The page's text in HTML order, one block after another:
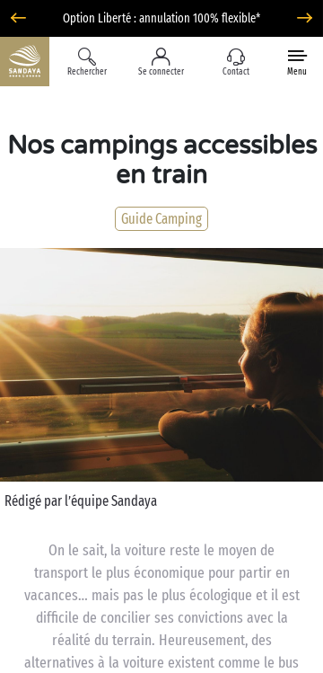
Option Liberté : annulation 100% flexible*
Rechercher Se connecter Contact Menu
Nos campings accessibles
en train
Guide Camping
Rédigé par l’équipe Sandaya
On le sait, la voiture reste le moyen de
transport le plus économique pour partir en
vacances… mais pas le plus écologique et il est
difficile de concilier ses convictions avec la
réalité du terrain. Heureusement, des
alternatives à la voiture existent comme le bus